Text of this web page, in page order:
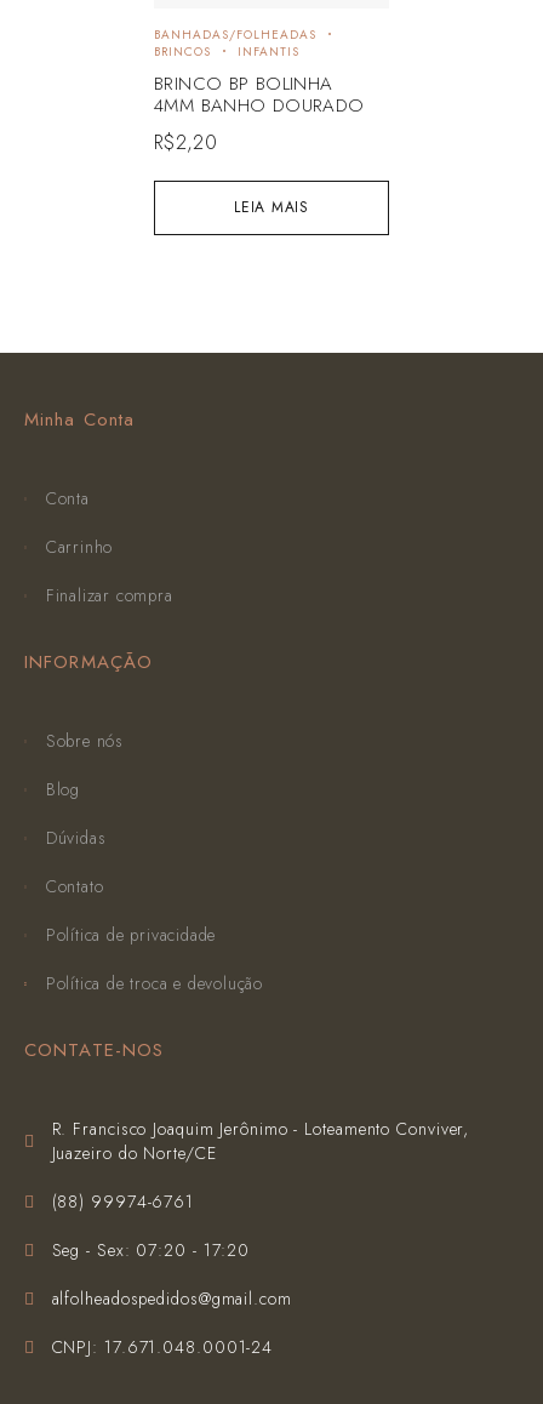
LEIA MAIS
BANHADAS/FOLHEADAS
BRINCOS
INFANTIS
BRINCO BP BOLINHA
4MM BANHO DOURADO
R$2,20
Minha Conta
Conta
Carrinho
Finalizar compra
INFORMAÇÃO
Sobre nós
Blog
Dúvidas
Contato
Política de privacidade
Política de troca e devolução
CONTATE-NOS
R. Francisco Joaquim Jerônimo - Loteamento Conviver,
Juazeiro do Norte/CE
(‪88) 99974-6761‬
Seg - Sex: 07:20 - 17:20
alfolheadospedidos@gmail.com
CNPJ: 17.671.048.0001-24